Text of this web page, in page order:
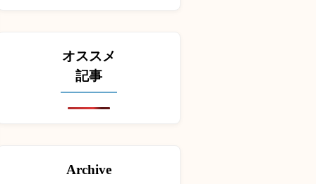
オススメ
記事
Archive